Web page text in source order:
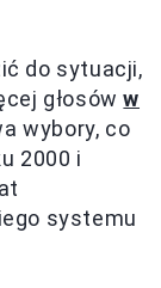
do sytuacji,
głosóww
wybory, co
2000 i
systemu